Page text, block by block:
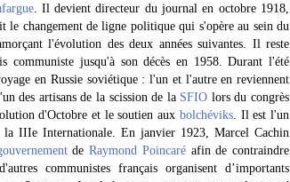
. Il devient directeur du journal en octobre 1918,
le changement de ligne politique qui s'opère au sein du
l'évolution des deux années suivantes. Il reste
communiste jusqu'à son décès en 1958. Durant l'été
en Russie soviétique : l'un et l'autre en reviennent
des artisans de la scission de la SFIO lors du congrès
d'Octobre et le soutien aux bolchéviks. Il est l'un
la IIIe Internationale. En janvier 1923, Marcel Cachin
deRaymond Poincaréafin de contraindre
communistes français organisent d’importants